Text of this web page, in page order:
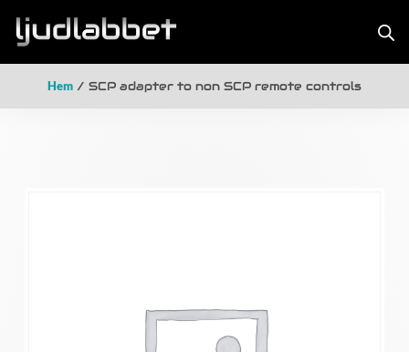
Hem / SCP adapter to non SCP remote controls